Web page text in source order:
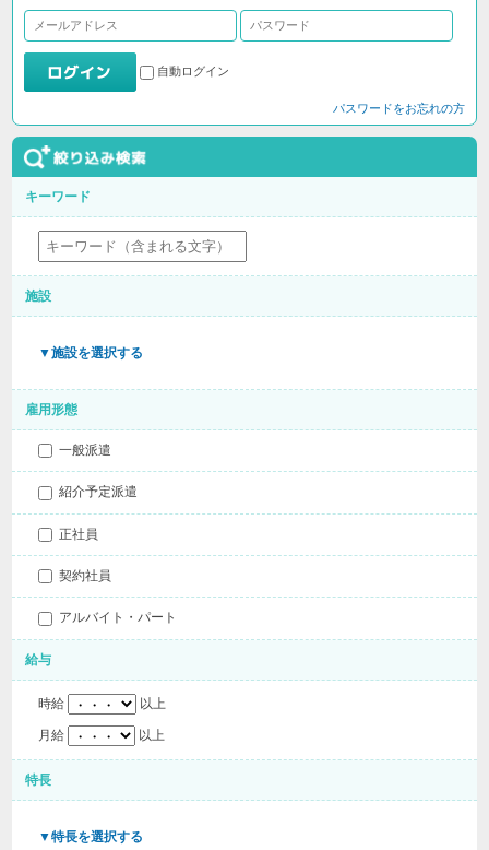
自動ログイン
パスワードをお忘れの方
キーワード
施設
▼施設を選択する
雇用形態
一般派遣
紹介予定派遣
正社員
契約社員
アルバイト・パート
給与
時給 以上
月給 以上
特長
▼特長を選択する